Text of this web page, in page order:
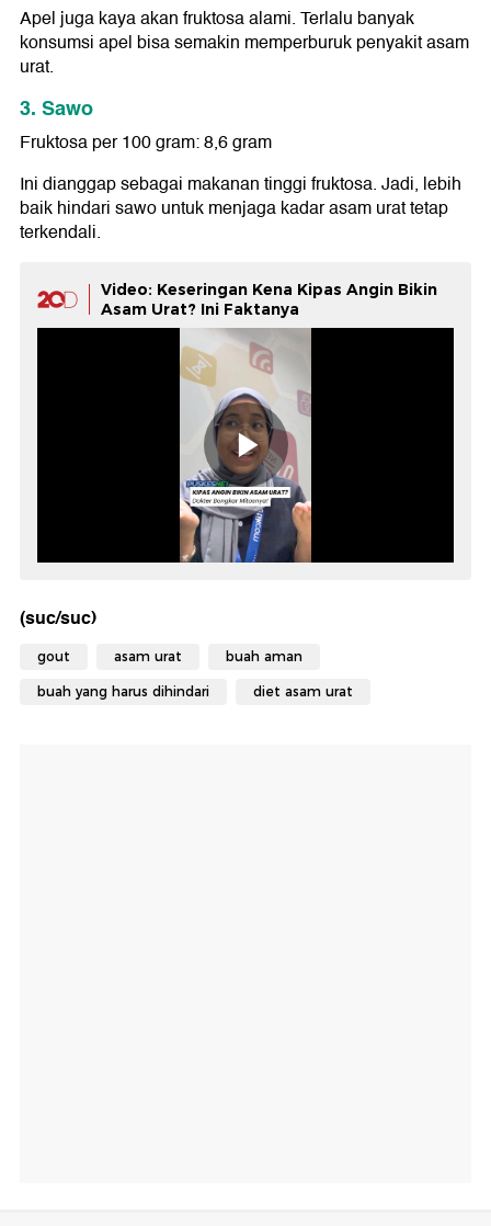
Apel juga kaya akan fruktosa alami. Terlalu banyak
konsumsi apel bisa semakin memperburuk penyakit asam
urat.
3. Sawo
Fruktosa per 100 gram: 8,6 gram
Ini dianggap sebagai makanan tinggi fruktosa. Jadi, lebih
baik hindari sawo untuk menjaga kadar asam urat tetap
terkendali.
Video: Keseringan Kena Kipas Angin Bikin
Asam Urat? Ini Faktanya
(suc/suc)
gout asam urat buah aman
buah yang harus dihindari diet asam urat